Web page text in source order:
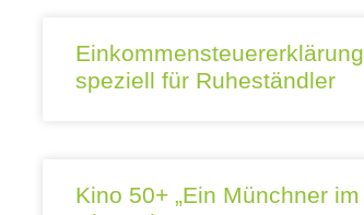
Einkommensteuererklärung
speziell für Ruheständler
Kino 50+ „Ein Münchner im